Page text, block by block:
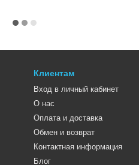
Клиентам
Вход в личный кабинет
О нас
Оплата и доставка
Обмен и возврат
Контактная информация
Блог